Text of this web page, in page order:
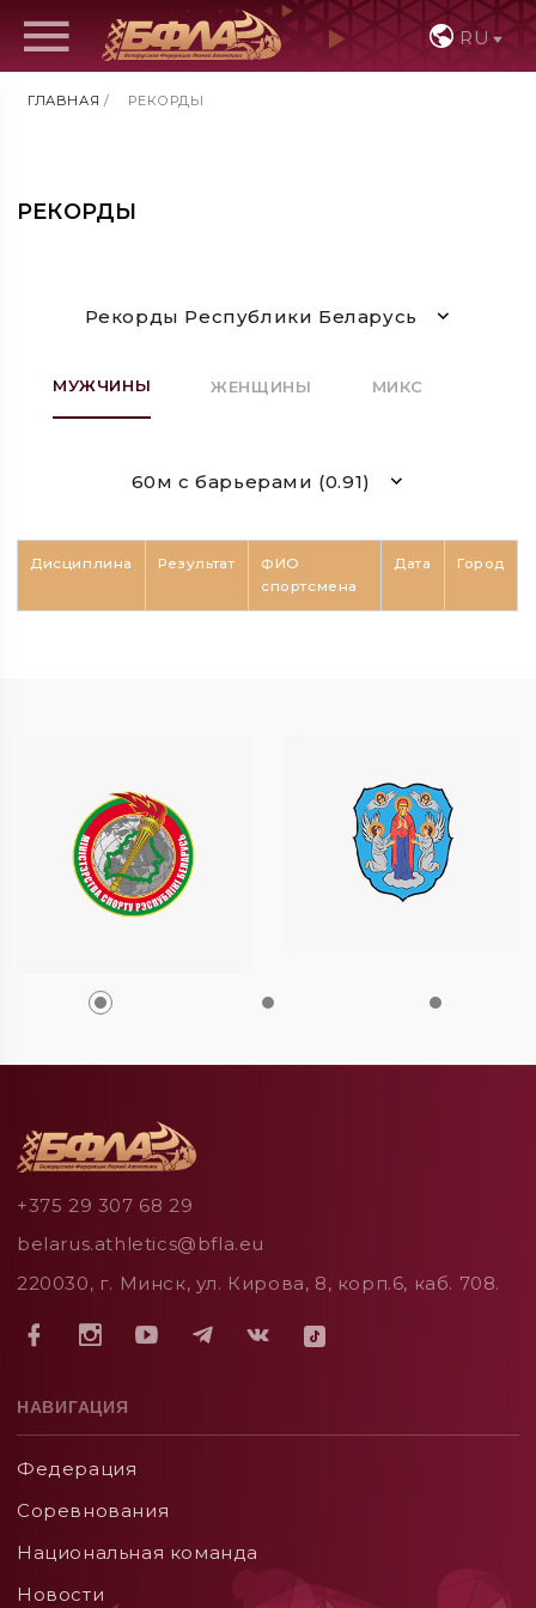
RU
ГЛАВНАЯ / РЕКОРДЫ
РЕКОРДЫ
Рекорды Республики Беларусь
МУЖЧИНЫ ЖЕНЩИНЫ МИКС
60м с барьерами (0.91)
Дисциплина Результат
ФИО
спортсмена
Дата Город
+375 29 307 68 29
belarus.athletics@bfla.eu
220030, г. Минск, ул. Кирова, 8, корп.6, каб. 708.
НАВИГАЦИЯ
Федерация
Соревнования
Национальная команда
Новости